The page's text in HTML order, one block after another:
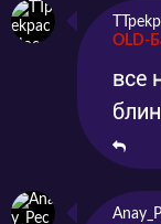
OLD-
все